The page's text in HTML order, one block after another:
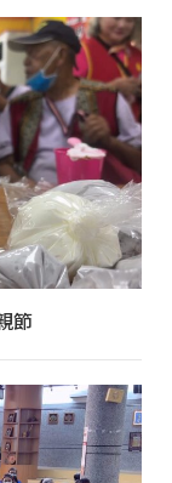
節